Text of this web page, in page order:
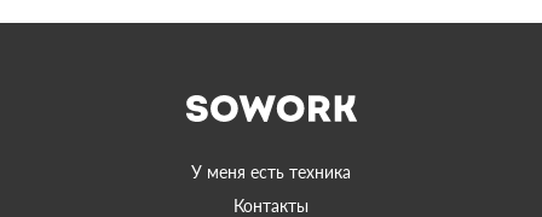
У меня есть техника
Контакты